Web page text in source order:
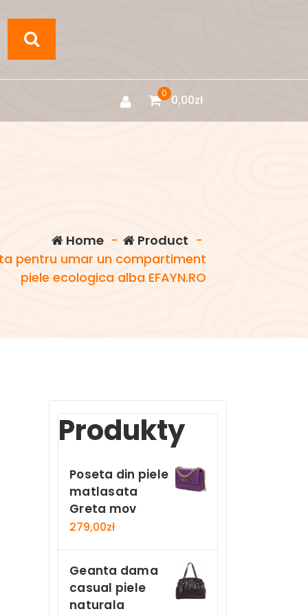
0 0,00zł
Home - Product -
pentru umar un compartiment
piele ecologica alba EFAYN.RO
Produkty
Poseta din piele
matlasata
Greta mov
279,00zł
Geanta dama
casual piele
naturala